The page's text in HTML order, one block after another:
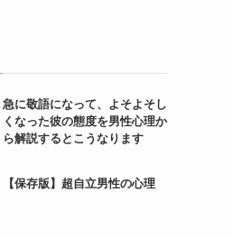
急に敬語になって、よそよそし
くなった彼の態度を男性心理か
ら解説するとこうなります
【保存版】超自立男性の心理